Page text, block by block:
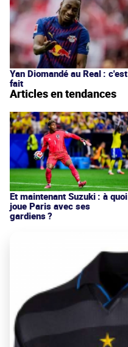
Yan Diomandé au Real : c'est
fait
Articles en tendances
Et maintenant Suzuki : à quoi
joue Paris avec ses
gardiens ?